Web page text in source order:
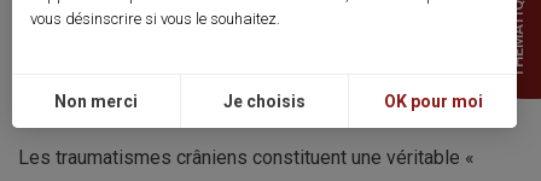
Les traumatismes crâniens constituent une véritable «
THEMATIQUES
vous désinscrire si vous le souhaitez.
Non merci Je choisis OK pour moi